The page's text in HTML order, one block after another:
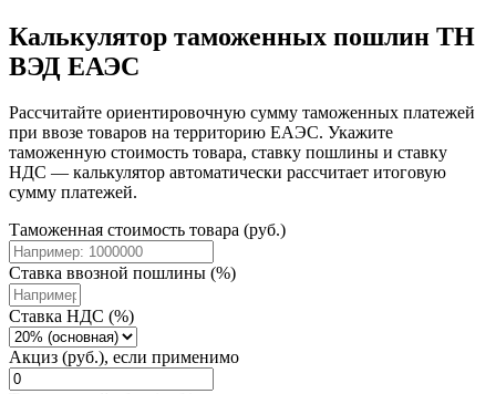
Калькулятор таможенных пошлин ТН
ВЭД ЕАЭС
Рассчитайте ориентировочную сумму таможенных платежей
при ввозе товаров на территорию ЕАЭС. Укажите
таможенную стоимость товара, ставку пошлины и ставку
НДС — калькулятор автоматически рассчитает итоговую
сумму платежей.
Таможенная стоимость товара (руб.)
Ставка ввозной пошлины (%)
Ставка НДС (%)
Акциз (руб.), если применимо